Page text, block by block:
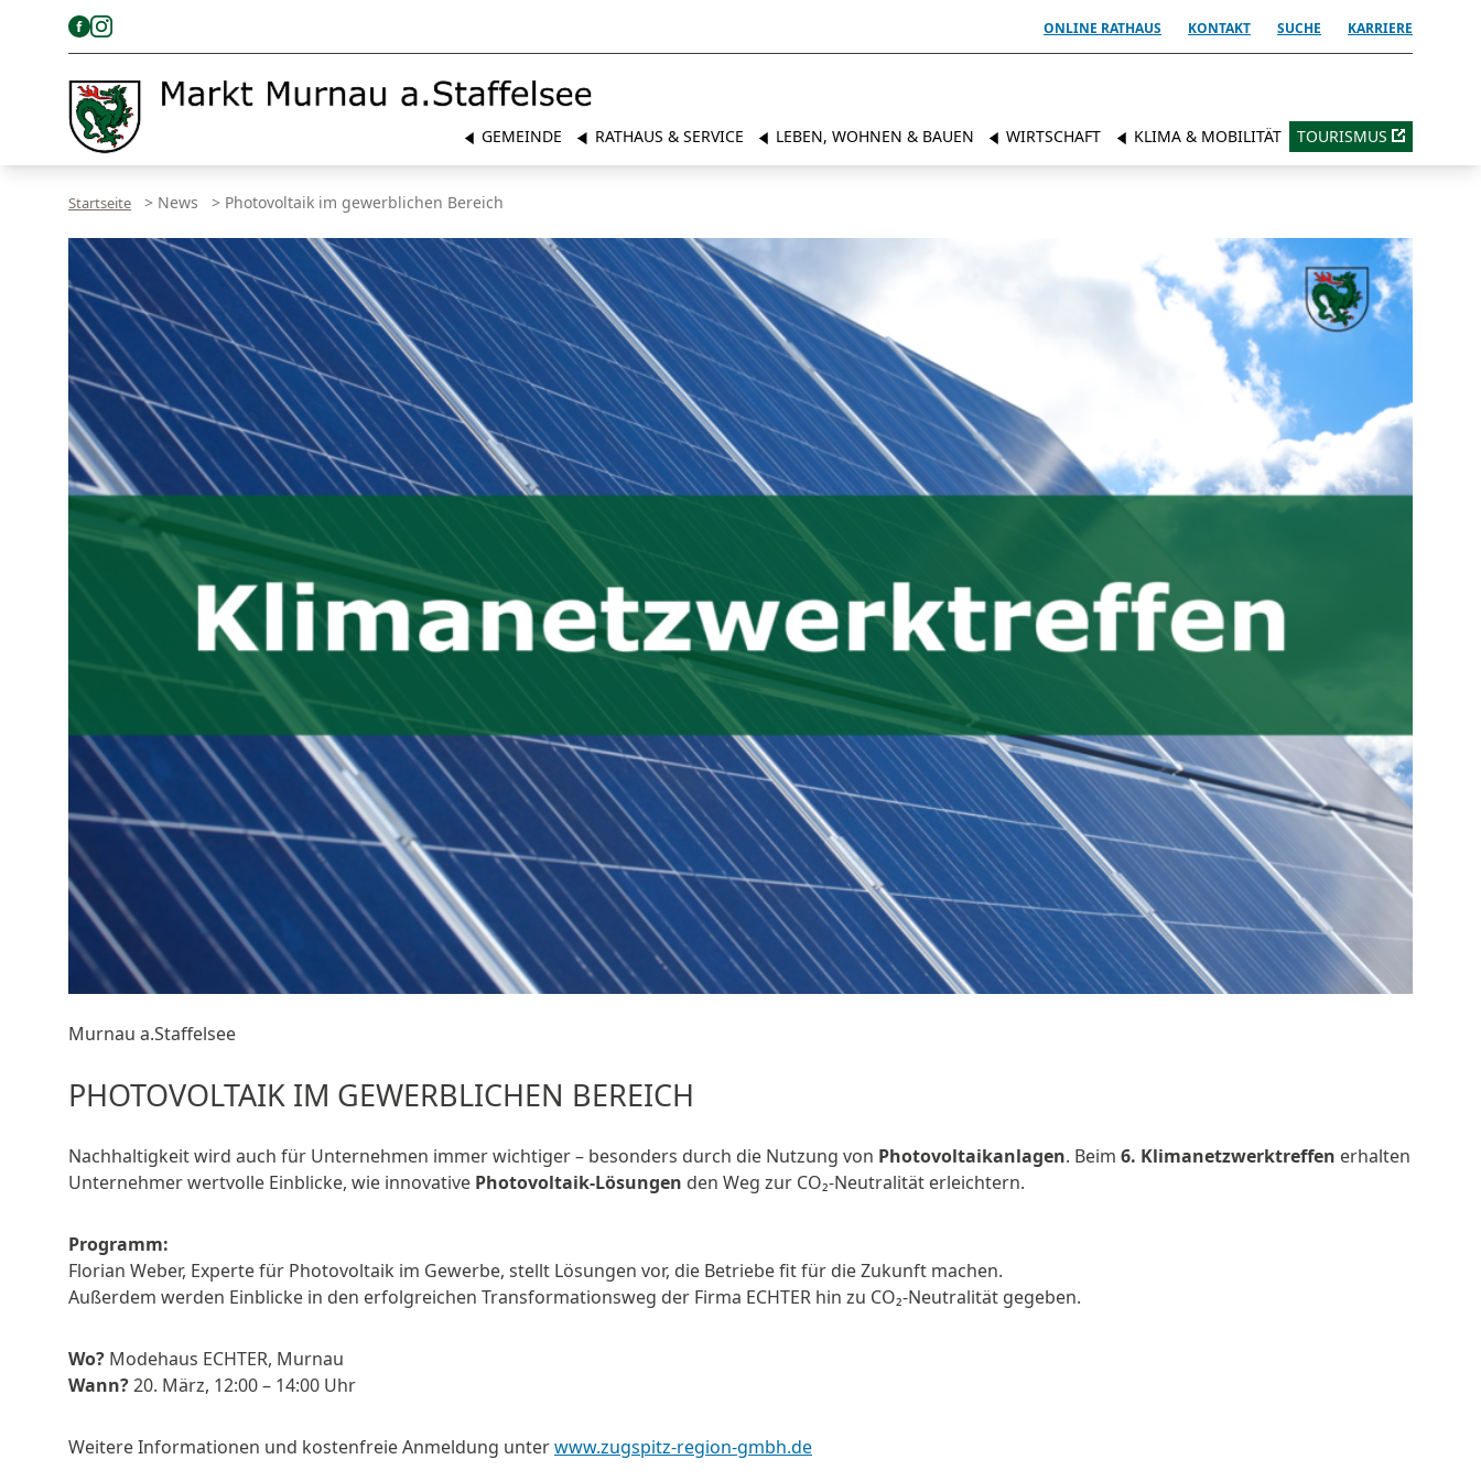
ONLINE RATHAUS KONTAKT SUCHE KARRIERE
GEMEINDE RATHAUS & SERVICE LEBEN, WOHNEN & BAUEN WIRTSCHAFT KLIMA & MOBILITÄT TOURISMUS
Startseite > News > Photovoltaik im gewerblichen Bereich
Murnau a.Staffelsee
PHOTOVOLTAIK IM GEWERBLICHEN BEREICH
Nachhaltigkeit wird auch für Unternehmen immer wichtiger – besonders durch die Nutzung von Photovoltaikanlagen. Beim 6. Klimanetzwerktreffen erhalten
Unternehmer wertvolle Einblicke, wie innovative Photovoltaik-Lösungen den Weg zur CO₂-Neutralität erleichtern.
Programm:
Florian Weber, Experte für Photovoltaik im Gewerbe, stellt Lösungen vor, die Betriebe fit für die Zukunft machen.
Außerdem werden Einblicke in den erfolgreichen Transformationsweg der Firma ECHTER hin zu CO₂-Neutralität gegeben.
Wo? Modehaus ECHTER, Murnau
Wann?20. März, 12:00 – 14:00 Uhr
Weitere Informationen und kostenfreie Anmeldung unterwww.zugspitz-region-gmbh.de